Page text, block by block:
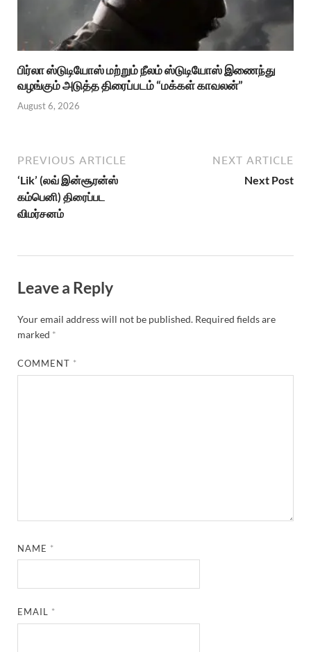
பிர்லா ஸ்டுடியோஸ் மற்றும் நீலம் ஸ்டுடியோஸ் இணைந்து
வழங்கும் அடுத்த திரைப்படம் “மக்கள் காவலன்”
August 6, 2026
PREVIOUS ARTICLE
‘Lik’ (லவ் இன்சூரன்ஸ்
கம்பெனி) திரைப்பட
விமர்சனம்
NEXT ARTICLE
Next Post
Leave a Reply
Your email address will not be published. Required fields are
marked *
COMMENT *
NAME *
EMAIL *